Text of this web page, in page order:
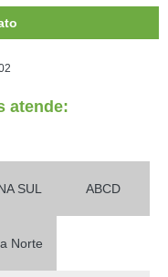
atende:
SUL ABCD
Norte